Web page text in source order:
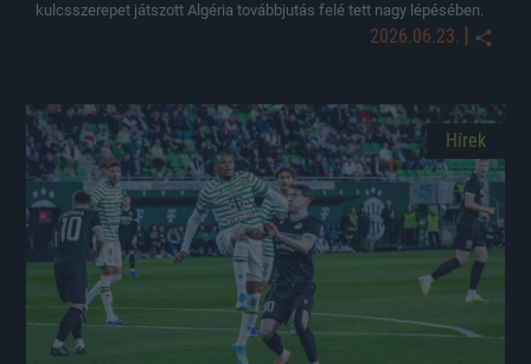
kulcsszerepet játszott Algéria továbbjutás felé tett nagy lépésében.
2026.06.23. |
Hírek